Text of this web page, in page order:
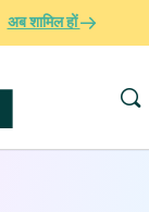
अब शामिल हों